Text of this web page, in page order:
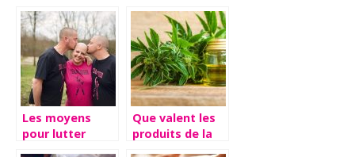
au lit
astuces
Les moyens
pour lutter
Que valent les
produits de la